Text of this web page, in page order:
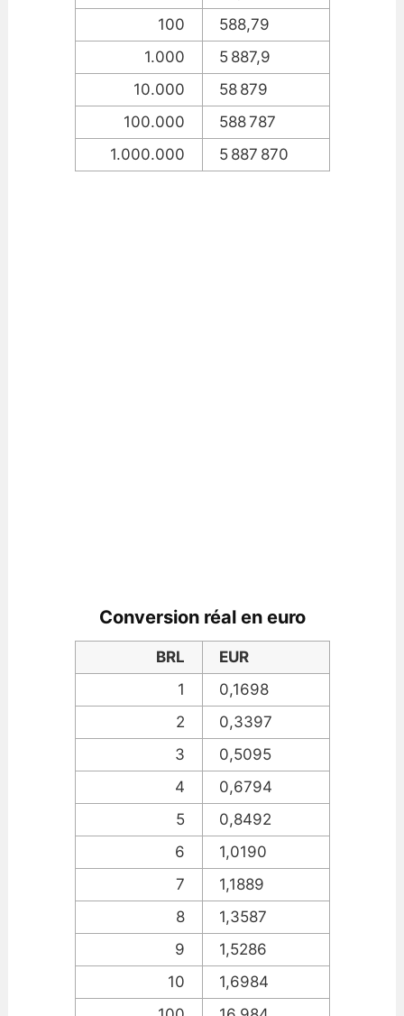
100
588,79
1.000
5 887,9
10.000
58 879
100.000
588 787
1.000.000
5 887 870
Conversion réal en euro
BRL
EUR
1
0,1698
2
0,3397
3
0,5095
4
0,6794
5
0,8492
6
1,0190
7
1,1889
8
1,3587
9
1,5286
10
1,6984